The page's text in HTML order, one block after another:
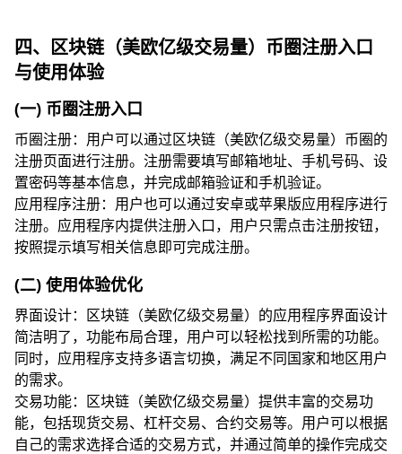
四、区块链（美欧亿级交易量）币圈注册入口
与使用体验
(一) 币圈注册入口
币圈注册：用户可以通过区块链（美欧亿级交易量）币圈的
注册页面进行注册。注册需要填写邮箱地址、手机号码、设
置密码等基本信息，并完成邮箱验证和手机验证。
应用程序注册：用户也可以通过安卓或苹果版应用程序进行
注册。应用程序内提供注册入口，用户只需点击注册按钮，
按照提示填写相关信息即可完成注册。
(二) 使用体验优化
界面设计：区块链（美欧亿级交易量）的应用程序界面设计
简洁明了，功能布局合理，用户可以轻松找到所需的功能。
同时，应用程序支持多语言切换，满足不同国家和地区用户
的需求。
交易功能：区块链（美欧亿级交易量）提供丰富的交易功
能，包括现货交易、杠杆交易、合约交易等。用户可以根据
自己的需求选择合适的交易方式，并通过简单的操作完成交